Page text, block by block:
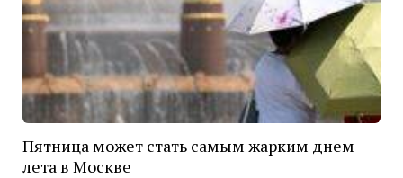
Пятница может стать самым жарким днем
лета в Москве